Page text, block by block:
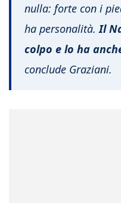
nulla: forte con i
ha personalità.Il
colpo e lo ha
conclude Graziani.